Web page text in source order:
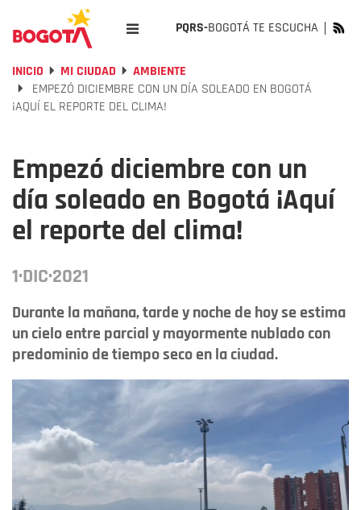
PQRS-BOGOTÁ TE ESCUCHA
INICIO MI CIUDAD
AMBIENTE
EMPEZÓ DICIEMBRE CON UN DÍA SOLEADO EN BOGOTÁ
¡AQUÍ EL REPORTE DEL CLIMA!
Empezó diciembre con un
día soleado en Bogotá ¡Aquí
el reporte del clima!
1·DIC·2021
Durante la mañana, tarde y noche de hoy se estima
un cielo entre parcial y mayormente nublado con
predominio de tiempo seco en la ciudad.